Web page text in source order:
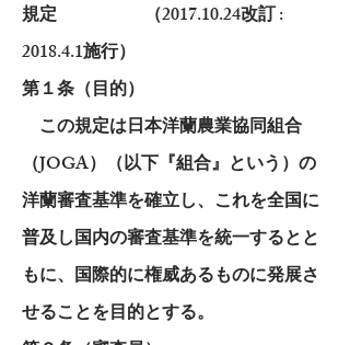
規定 （2017.10.24改訂 :
2018.4.1施行）
第１条（目的）
この規定は日本洋蘭農業協同組合
（JOGA）（以下『組合』という）の
洋蘭審査基準を確立し、これを全国に
普及し国内の審査基準を統一するとと
もに、国際的に権威あるものに発展さ
せることを目的とする。